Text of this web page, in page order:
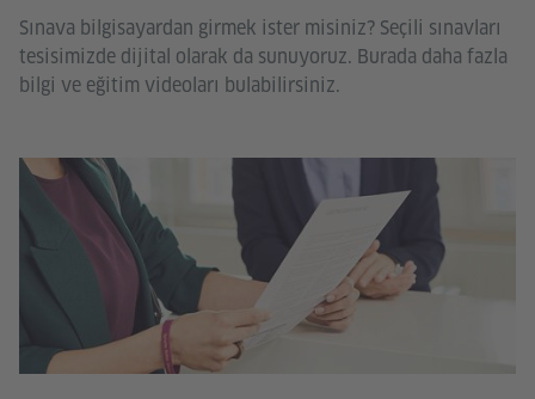
Sınava bilgisayardan girmek ister misiniz? Seçili sınavları
tesisimizde dijital olarak da sunuyoruz. Burada daha fazla
bilgi ve eğitim videoları bulabilirsiniz.